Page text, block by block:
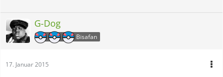
G-Dog
Bisafan
17. Januar 2015